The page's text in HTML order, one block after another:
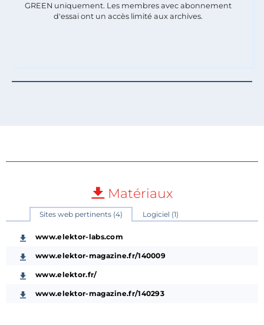
GREEN uniquement. Les membres avec abonnement
d'essai ont un accès limité aux archives.
Matériaux
Sites web pertinents (4) Logiciel (1)
www.elektor-labs.com
www.elektor-magazine.fr/140009
www.elektor.fr/
www.elektor-magazine.fr/140293